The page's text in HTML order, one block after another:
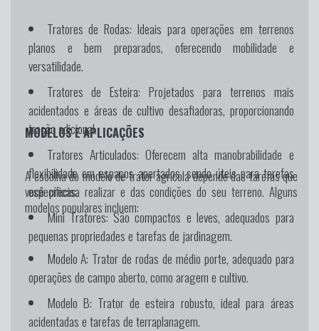
Tratores de Rodas: Ideais para operações em terrenos
planos e bem preparados, oferecendo mobilidade e
versatilidade.
Tratores de Esteira: Projetados para terrenos mais
acidentados e áreas de cultivo desafiadoras, proporcionando
tração adicional.
Tratores Articulados: Oferecem alta manobrabilidade e
flexibilidade em espaços apertados, sendo úteis para tarefas
específicas.
Mini Tratores:São compactos e leves, adequados para
pequenas propriedades e tarefas de jardinagem.
MODELOS E APLICAÇÕES
A escolha do modelo de trator agrícola depende das tarefas que
você precisa realizar e das condições do seu terreno. Alguns
modelos populares incluem:
Modelo A: Trator de rodas de médio porte, adequado para
operações de campo aberto, como aragem e cultivo.
Modelo B: Trator de esteira robusto, ideal para áreas
acidentadas e tarefas de terraplanagem.